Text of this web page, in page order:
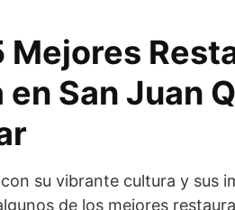
Mejores
San Juan
su vibrante cultura y sus
de los mejores